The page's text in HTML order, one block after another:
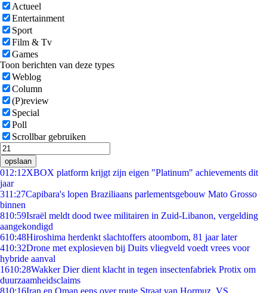
Actueel
Entertainment
Sport
Film & Tv
Games
Toon berichten van deze types
Weblog
Column
(P)review
Special
Poll
Scrollbar gebruiken
opslaan
012:12XBOX platform krijgt zijn eigen "Platinum" achievements dit
jaar
311:27Capibara's lopen Braziliaans parlementsgebouw Mato Grosso
binnen
810:59Israël meldt dood twee militairen in Zuid-Libanon, vergelding
aangekondigd
610:48Hiroshima herdenkt slachtoffers atoombom, 81 jaar later
410:32Drone met explosieven bij Duits vliegveld voedt vrees voor
hybride aanval
1610:28Wakker Dier dient klacht in tegen insectenfabriek Protix om
duurzaamheidsclaims
810:16Iran en Oman eens over route Straat van Hormuz, VS